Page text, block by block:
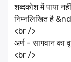
शब्दकोश में पाया
निम्नलिखित है
<br />
अर्ण - सागवान का
<br />